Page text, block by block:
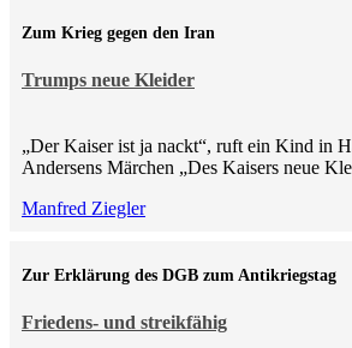
Trumps neue Kleider
Zum Krieg gegen den Iran
„Der Kaiser ist ja nackt“, ruft ein Kind in
Andersens Märchen „Des Kaisers neue
Manfred Ziegler
Friedens- und streikfähig
Zur Erklärung des DGB zum Antikriegstag